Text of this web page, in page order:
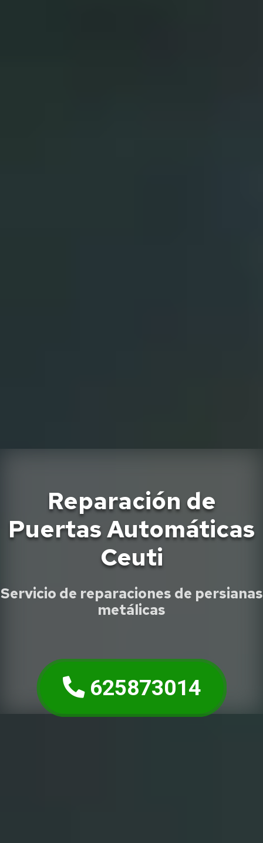
Reparación de
Puertas Automáticas
Ceuti
Servicio de reparaciones de persianas
metálicas
625873014